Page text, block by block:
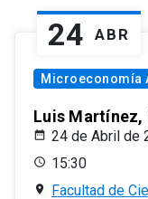
24 ABR
Microeconomía
Luis
24 de Abril de
15:30
Facultad de